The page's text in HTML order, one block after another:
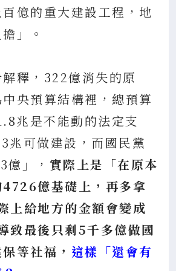
百億的重大建設工程，地
」。
釋，322億消失的原
央預算結構裡，總預算
兆是不能動的法定支
兆可做建設，而國民黨
億」， 實際上是「在原本
億基礎上，再多拿
上給地方的金額會變成
致最後只剩5千多億做國
等社福， 這樣「還會有